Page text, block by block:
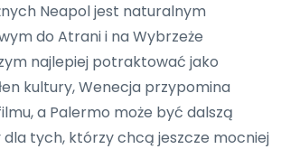
Neapol jest naturalnym
do Atrani i na Wybrzeże
najlepiej potraktować jako
kultury, Wenecja przypomina
a Palermo może być dalszą
tych, którzy chcą jeszcze mocniej